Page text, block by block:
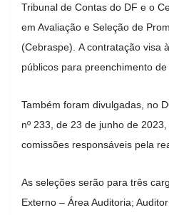
Tribunal de Contas do DF e o
em Avaliação e Seleção de
(Cebraspe). A contratação visa
públicos para preenchimento
Também foram divulgadas, no
nº 233, de 23 de junho de
comissões responsáveis pela
As seleções serão para três
Externo – Área Auditoria;